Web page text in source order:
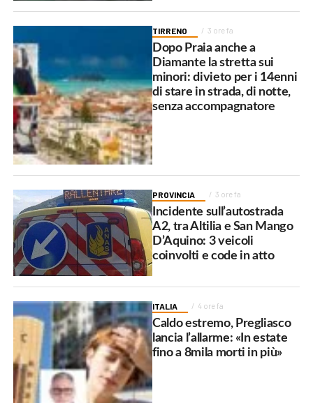
TIRRENO 3 ore fa
Dopo Praia anche a
Diamante la stretta sui
minori: divieto per i 14enni
di stare in strada, di notte,
senza accompagnatore
PROVINCIA 3 ore fa
Incidente sull’autostrada
A2, tra Altilia e San Mango
D’Aquino: 3 veicoli
coinvolti e code in atto
ITALIA 4 ore fa
Caldo estremo, Pregliasco
lancia l’allarme: «In estate
fino a 8mila morti in più»